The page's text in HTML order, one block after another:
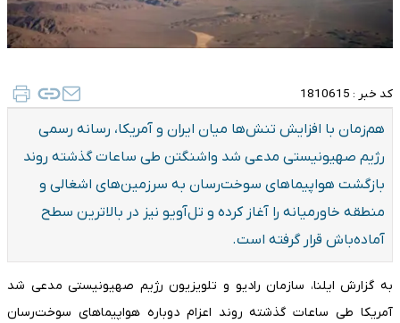
کد خبر : 1810615
هم‌زمان با افزایش تنش‌ها میان ایران و آمریکا، رسانه رسمی
رژیم صهیونیستی مدعی شد واشنگتن طی ساعات گذشته روند
بازگشت هواپیماهای سوخت‌رسان به سرزمین‌های اشغالی و
منطقه خاورمیانه را آغاز کرده و تل‌آویو نیز در بالاترین سطح
آماده‌باش قرار گرفته است.
به گزارش ایلنا، سازمان رادیو و تلویزیون رژیم صهیونیستی مدعی شد
آمریکا طی ساعات گذشته روند اعزام دوباره هواپیماهای سوخت‌رسان